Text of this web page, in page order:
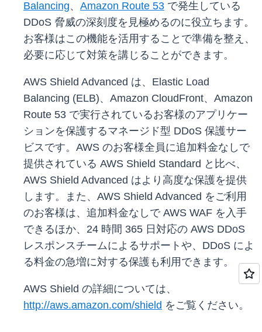
Balancing、 Amazon Route 53 で発生している
DDoS 脅威の深刻度を見極めるのに役立ちます。
お客様はこの機能を活用することで準備を整え、
必要に応じて対策を講じることができます。
AWS Shield Advanced は、Elastic Load
Balancing (ELB)、Amazon CloudFront、Amazon
Route 53 で実行されているお客様のアプリケー
ションを保護するマネージド型 DDoS 保護サー
ビスです。AWS のお客様全員に追加料金なしで
提供されている AWS Shield Standard と比べ、
AWS Shield Advanced はより高度な保護を提供
します。また、AWS Shield Advanced をご利用
のお客様は、追加料金なしで AWS WAF を入手
できるほか、24 時間 365 日対応の AWS DDoS
レスポンスチームによるサポートや、DDoS によ
る料金の急増に対する保護も利用できます。
AWS Shield の詳細については、
http://aws.amazon.com/shield をご覧ください。